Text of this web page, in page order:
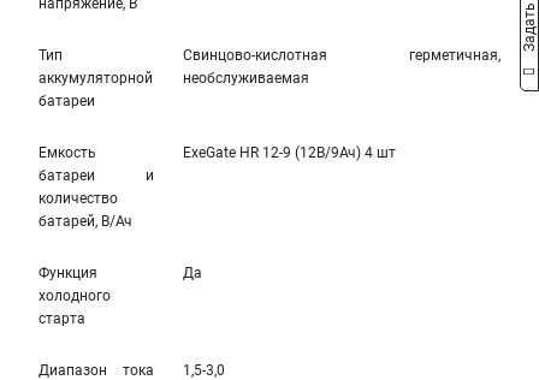
напряжение, В
Тип
аккумуляторной
батареи
Свинцово-кислотная герметичная,
необслуживаемая
Емкость
батареи и
количество
батарей, В/Ач
ExeGate HR 12-9 (12В/9Ач) 4 шт
Функция
холодного
старта
Да
Диапазон тока
1,5-3,0